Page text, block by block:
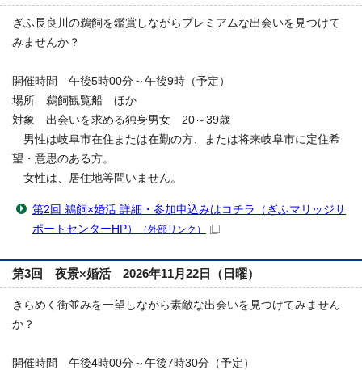
ぎふ長良川の鵜飼を鑑賞しながらプレミアムな出会いを見つけて
みませんか？
開催時間 午後5時00分～午後9時（予定）
場所 鵜飼観覧船 ほか
対象 出会いを求める独身男女 20～39歳
男性は岐阜市在住または在勤の方、または将来岐阜市に定住希
望・意思のある方。
女性は、居住地等問いません。
第2回 鵜飼×婚活 詳細・参加申込みはコチラ（ぎふマリッジサ
ポートセンターHP）
（外部リンク）
第3回 夜景×婚活 2026年11月22日（日曜）
きらめく街並みを一望しながら素敵な出会いを見つけてみません
か？
開催時間 午後4時00分～午後7時30分（予定）